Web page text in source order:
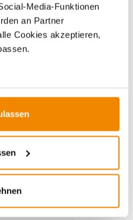
Media-Funktionen
an Partner
Cookies akzeptieren,